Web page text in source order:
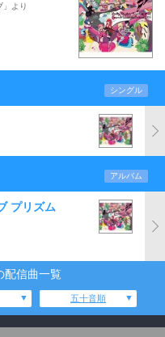
」より
シングル
アルバム
プリズム
配信曲一覧
五十音順